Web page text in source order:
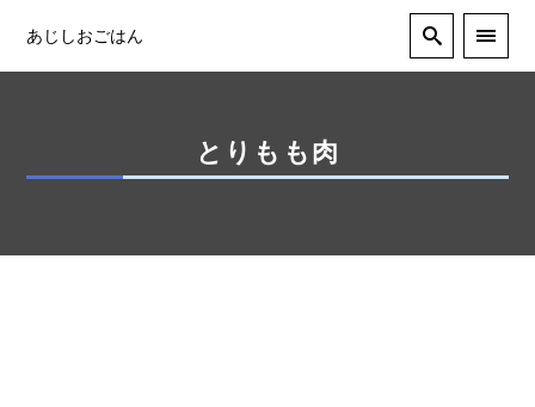
あじしおごはん
とりもも肉